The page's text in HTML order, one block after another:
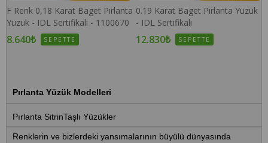
F Renk 0,18 Karat Baget Pırlanta
Yüzük - IDL Sertifikalı - 1100670
8.640₺ SEPETTE
0.19 Karat Baget Pırlanta Yüzük
- IDL Sertifikalı
12.830₺ SEPETTE
Pırlanta Yüzük Modelleri
Pırlanta SitrinTaşlı Yüzükler
Renklerin ve bizlerdeki yansımalarının büyülü dünyasında